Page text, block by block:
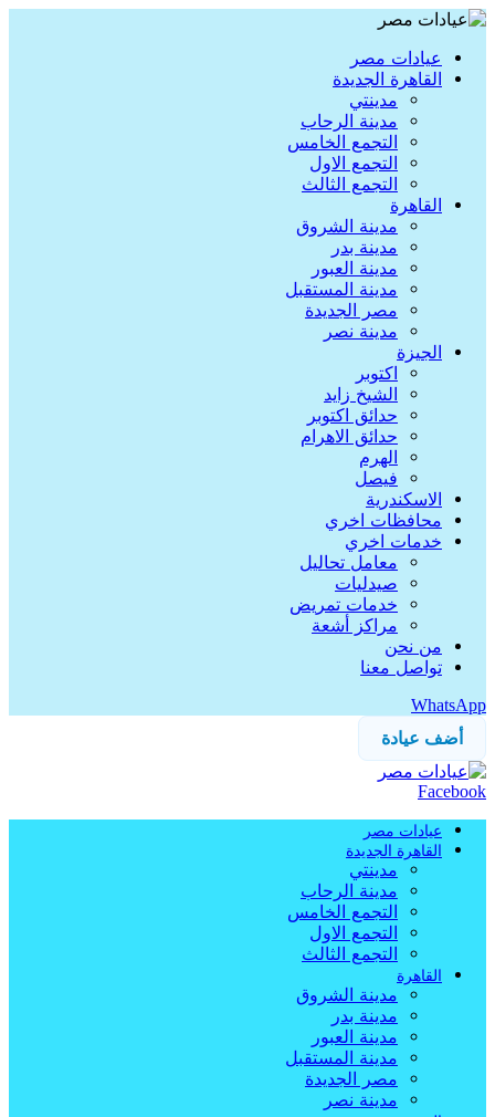
عيادات مصر
القاهرة الجديدة
مدينتي
مدينة الرحاب
التجمع الخامس
التجمع الاول
التجمع الثالث
القاهرة
مدينة الشروق
مدينة بدر
مدينة العبور
مدينة المستقبل
مصر الجديدة
مدينة نصر
الجيزة
اكتوبر
الشيخ زايد
حدائق اكتوبر
حدائق الاهرام
الهرم
فيصل
الاسكندرية
محافظات اخري
خدمات اخري
معامل تحاليل
صيدليات
خدمات تمريض
مراكز أشعة
من نحن
تواصل معنا
WhatsApp
أضف عيادة
Facebook
عيادات مصر
القاهرة الجديدة
مدينتي
مدينة الرحاب
التجمع الخامس
التجمع الاول
التجمع الثالث
القاهرة
مدينة الشروق
مدينة بدر
مدينة العبور
مدينة المستقبل
مصر الجديدة
مدينة نصر